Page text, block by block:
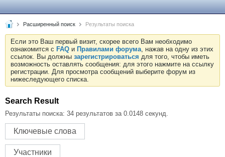
Расширенный поиск Результаты поиска
Если это Ваш первый визит, скорее всего Вам необходимо
ознакомится с FAQ и Правилами форума, нажав на одну из этих
ссылок. Вы должны зарегистрироваться для того, чтобы иметь
возможность оставлять сообщения: для этого нажмите на ссылку
регистрации. Для просмотра сообщений выберите форум из
нижеследующего списка.
Search Result
Результаты поиска: 34 результатов за 0.0148 секунд.
Ключевые слова
Участники